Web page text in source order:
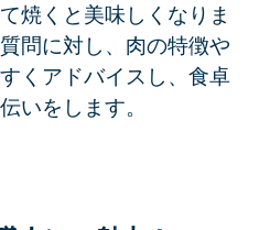
焼くと美味しくなりま
問に対し、肉の特徴や
くアドバイスし、食卓
いをします。